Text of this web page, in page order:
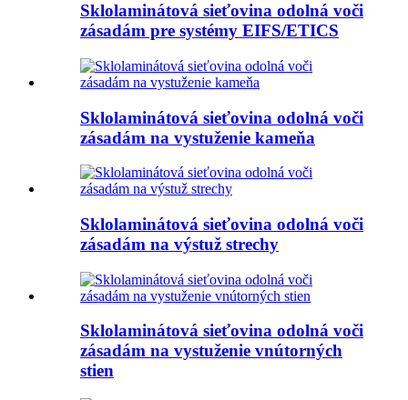
Sklolaminátová sieťovina odolná voči
zásadám pre systémy EIFS/ETICS
Sklolaminátová sieťovina odolná voči
zásadám na vystuženie kameňa
Sklolaminátová sieťovina odolná voči
zásadám na výstuž strechy
Sklolaminátová sieťovina odolná voči
zásadám na vystuženie vnútorných
stien